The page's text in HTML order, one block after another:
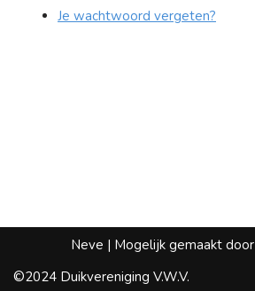
Je wachtwoord vergeten?
Neve | Mogelijk gemaakt door
©2024 Duikvereniging V.W.V.